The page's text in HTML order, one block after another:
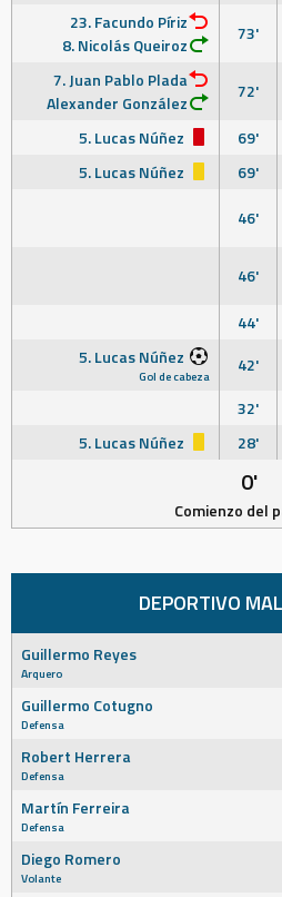
23. Facundo Píriz
8. Nicolás Queiroz
73'
7. Juan Pablo Plada
Alexander González
72'
5. Lucas Núñez
69'
5. Lucas Núñez
69'
46'
46'
44'
5. Lucas Núñez
Gol de cabeza
42'
32'
5. Lucas Núñez
28'
0'
Comienzo del
DEPORTIVO
Guillermo Reyes
Arquero
Guillermo Cotugno
Defensa
Robert Herrera
Defensa
Martín Ferreira
Defensa
Diego Romero
Volante